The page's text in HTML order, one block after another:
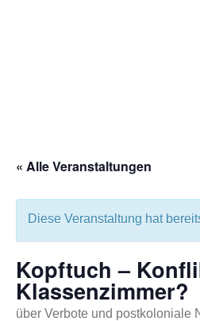
« Alle Veranstaltungen
Diese Veranstaltung hat
Kopftuch –
Klassenzimmer?
über Verbote und postkoloniale